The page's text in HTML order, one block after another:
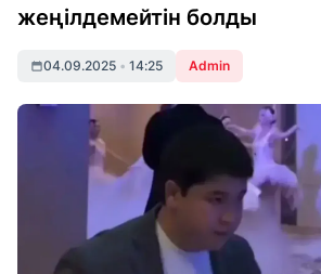
жеңілдемейтін болды
04.09.2025 • 14:25 Admin